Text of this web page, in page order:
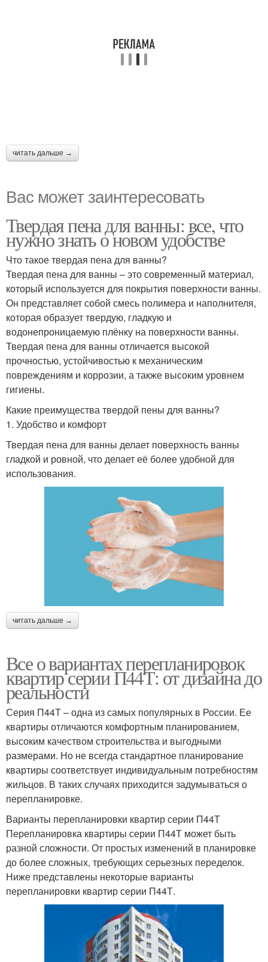
читать дальше →
Вас может заинтересовать
Твердая пена для ванны: все, что
нужно знать о новом удобстве
Что такое твердая пена для ванны?
Твердая пена для ванны – это современный материал,
который используется для покрытия поверхности ванны.
Он представляет собой смесь полимера и наполнителя,
которая образует твердую, гладкую и
водонепроницаемую плёнку на поверхности ванны.
Твердая пена для ванны отличается высокой
прочностью, устойчивостью к механическим
повреждениям и коррозии, а также высоким уровнем
гигиены.
Какие преимущества твердой пены для ванны?
1. Удобство и комфорт
Твердая пена для ванны делает поверхность ванны
гладкой и ровной, что делает её более удобной для
использования.
читать дальше →
Все о вариантах перепланировок
квартир серии П44Т: от дизайна до
реальности
Серия П44Т – одна из самых популярных в России. Ее
квартиры отличаются комфортным планированием,
высоким качеством строительства и выгодными
размерами. Но не всегда стандартное планирование
квартиры соответствует индивидуальным потребностям
жильцов. В таких случаях приходится задумываться о
перепланировке.
Варианты перепланировки квартир серии П44Т
Перепланировка квартиры серии П44Т может быть
разной сложности. От простых изменений в планировке
до более сложных, требующих серьезных переделок.
Ниже представлены некоторые варианты
перепланировки квартир серии П44Т.